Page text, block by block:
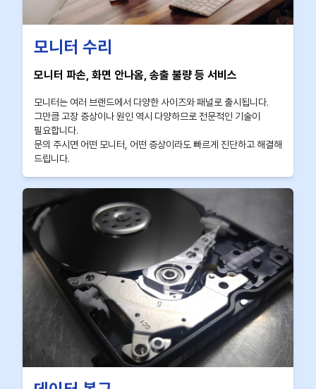
모니터 수리
모니터 파손, 화면 안나옴, 송출 불량 등 서비스
모니터는 여러 브랜드에서 다양한 사이즈와 패널로 출시됩니다.
그만큼 고장 증상이나 원인 역시 다양하므로 전문적인 기술이
필요합니다.
문의 주시면 어떤 모니터, 어떤 증상이라도 빠르게 진단하고 해결해
드립니다.